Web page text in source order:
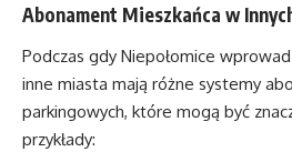
Abonament Mieszkańca w
Podczas gdy Niepołomice
inne miasta mają różne systemy
parkingowych, które mogą być
przykłady: